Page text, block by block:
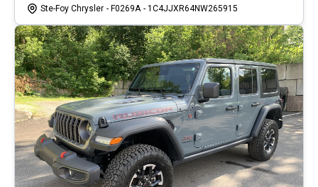
Ste-Foy Chrysler - F0269A - 1C4JJXR64NW265915